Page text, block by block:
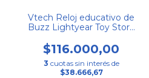
Vtech Reloj educativo de
Buzz Lightyear Toy Story
$116.000,00
3 cuotas sin interés de
$38.666,67